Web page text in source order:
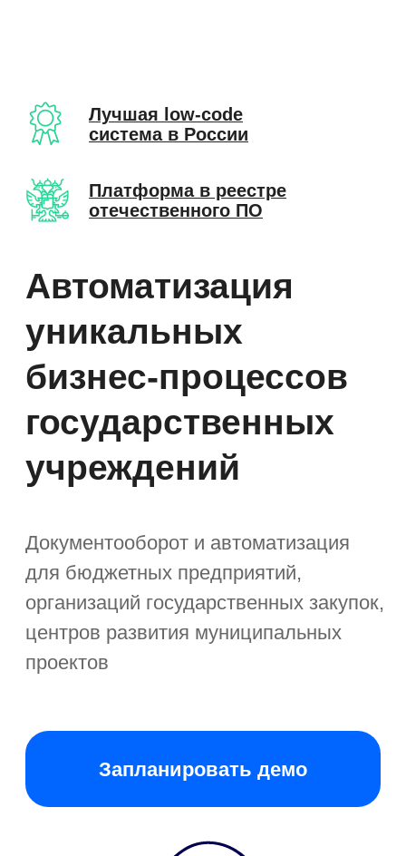
Документооборот и автоматизация
организаций государственных закупок,
центров развития муниципальных
проектов
Запланировать демо
Автоматизация
бизнес-процессов
государственных
учреждений
Платформа в реестре